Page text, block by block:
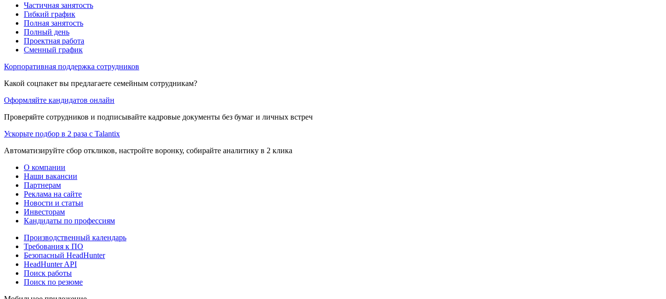
Частичная занятость
Гибкий график
Полная занятость
Полный день
Проектная работа
Сменный график
Корпоративная поддержка сотрудников
Какой соцпакет вы предлагаете семейным сотрудникам?
Оформляйте кандидатов онлайн
Проверяйте сотрудников и подписывайте кадровые документы без бумаг и личных встреч
Ускорьте подбор в 2 раза с Talantix
Автоматизируйте сбор откликов, настройте воронку, собирайте аналитику в 2 клика
О компании
Наши вакансии
Партнерам
Реклама на сайте
Новости и статьи
Инвесторам
Кандидаты по профессиям
Производственный календарь
Требования к ПО
Безопасный HeadHunter
HeadHunter API
Поиск работы
Поиск по резюме